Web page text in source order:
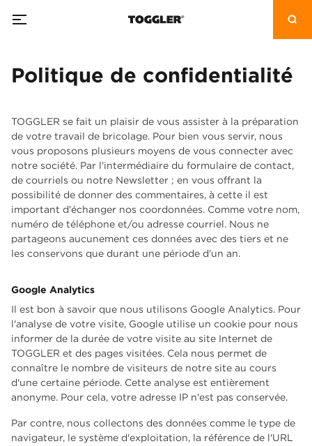
Politique de confidentialité
TOGGLER se fait un plaisir de vous assister à la préparation
de votre travail de bricolage. Pour bien vous servir, nous
vous proposons plusieurs moyens de vous connecter avec
notre société. Par l'intermédiaire du formulaire de contact,
de courriels ou notre Newsletter ; en vous offrant la
possibilité de donner des commentaires, à cette il est
important d'échanger nos coordonnées. Comme votre nom,
numéro de téléphone et/ou adresse courriel. Nous ne
partageons aucunement ces données avec des tiers et ne
les conservons que durant une période d'un an.
Google Analytics
Il est bon à savoir que nous utilisons Google Analytics. Pour
l'analyse de votre visite, Google utilise un cookie pour nous
informer de la durée de votre visite au site Internet de
TOGGLER et des pages visitées. Cela nous permet de
connaître le nombre de visiteurs de notre site au cours
d'une certaine période. Cette analyse est entièrement
anonyme. Pour cela, votre adresse IP n'est pas conservée.
Par contre, nous collectons des données comme le type de
navigateur, le système d'exploitation, la référence de l'URL